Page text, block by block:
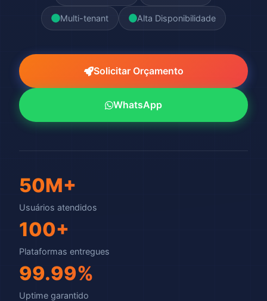
Multi-tenant Alta Disponibilidade
Solicitar Orçamento
WhatsApp
50M+
Usuários atendidos
100+
Plataformas entregues
99.99%
Uptime garantido